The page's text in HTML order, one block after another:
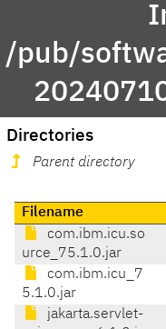
/pub/
Directories
Parent directory
Filename
com.ibm.icu.so
urce_75.1.0.jar
com.ibm.icu_7
5.1.0.jar
jakarta.servlet-